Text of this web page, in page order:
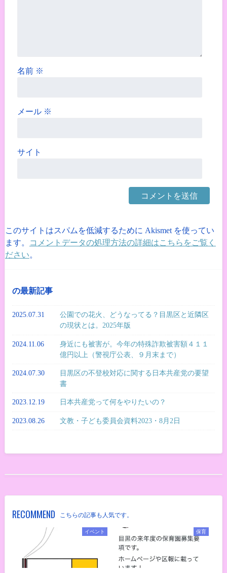
名前 ※
メール ※
サイト
このサイトはスパムを低減するために Akismet を使ってい
ます。
コメントデータの処理方法の詳細はこちらをご覧く
ださい。
の最新記事
2025.07.31
公園での花火、どうなってる？目黒区と近隣区
の現状とは。2025年版
2024.11.06
身近にも被害が。今年の特殊詐欺被害額４１１
億円以上（警視庁公表、９月末まで）
2024.07.30
目黒区の不登校対応に関する日本共産党の要望
書
2023.12.19 日本共産党って何をやりたいの？
2023.08.26 文教・子ども委員会資料2023・8月2日
RECOMMEND こちらの記事も人気です。
イベント 保育